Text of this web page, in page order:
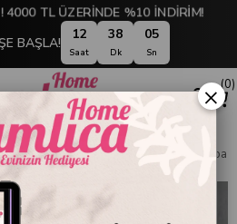
TL ÜZERİNDE %10 İNDİRİM!
BAŞLA! 12
Saat
38
Dk
04
Sn
0
Kupa ve Bardaklar Emayra Emaye Kupa
×